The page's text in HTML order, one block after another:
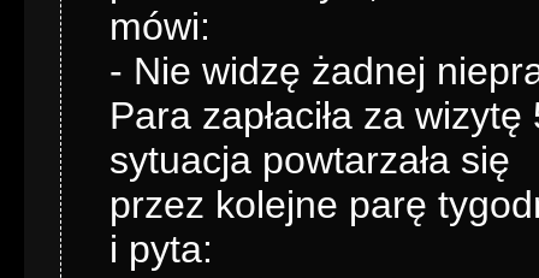
mówi:
- Nie widzę żadnej
Para zapłaciła za
sytuacja powtarzała się
przez kolejne parę
i pyta: